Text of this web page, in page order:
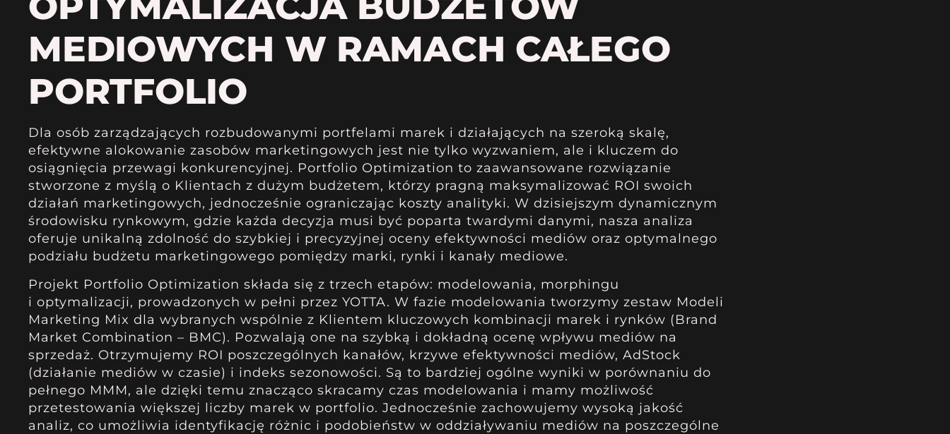
MEDIOWYCH W RAMACH CAŁEGO
PORTFOLIO
Dla osób zarządzających rozbudowanymi portfelami marek i działających na szeroką skalę,
efektywne alokowanie zasobów marketingowych jest nie tylko wyzwaniem, ale i kluczem do
osiągnięcia przewagi konkurencyjnej. Portfolio Optimization to zaawansowane rozwiązanie
stworzone z myślą o Klientach z dużym budżetem, którzy pragną maksymalizować ROI swoich
działań marketingowych, jednocześnie ograniczając koszty analityki. W dzisiejszym dynamicznym
środowisku rynkowym, gdzie każda decyzja musi być poparta twardymi danymi, nasza analiza
oferuje unikalną zdolność do szybkiej i precyzyjnej oceny efektywności mediów oraz optymalnego
podziału budżetu marketingowego pomiędzy marki, rynki i kanały mediowe.
Projekt Portfolio Optimization składa się z trzech etapów: modelowania, morphingu
i optymalizacji, prowadzonych w pełni przez YOTTA. W fazie modelowania tworzymy zestaw Modeli
Marketing Mix dla wybranych wspólnie z Klientem kluczowych kombinacji marek i rynków (Brand
Market Combination – BMC). Pozwalają one na szybką i dokładną ocenę wpływu mediów na
sprzedaż. Otrzymujemy ROI poszczególnych kanałów, krzywe efektywności mediów, AdStock
(działanie mediów w czasie) i indeks sezonowości. Są to bardziej ogólne wyniki w porównaniu do
pełnego MMM, ale dzięki temu znacząco skracamy czas modelowania i mamy możliwość
przetestowania większej liczby marek w portfolio. Jednocześnie zachowujemy wysoką jakość
analiz, co umożliwia identyfikację różnic i podobieństw w oddziaływaniu mediów na poszczególne